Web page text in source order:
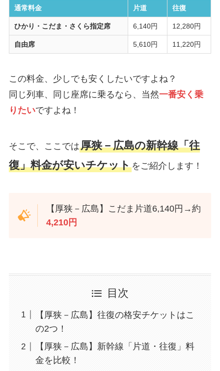
通常料金 片道 往復
ひかり・こだま・さくら指定席 6,140円 12,280円
自由席 5,610円 11,220円
この料金、少しでも安くしたいですよね？
同じ列車、同じ座席に乗るなら、当然一番安く乗
りたいですよね！
そこで、ここでは厚狭－広島の新幹線「往
復」料金が安いチケットをご紹介します！
【厚狭－広島】こだま片道6,140円→約
4,210円
目次
【厚狭－広島】往復の格安チケットはこ
の2つ！
【厚狭－広島】新幹線「片道・往復」料
金を比較！